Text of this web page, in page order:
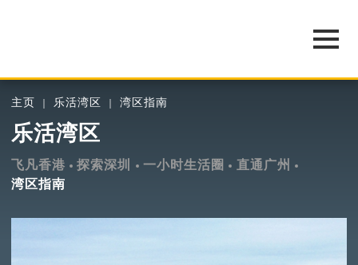
主页 乐活湾区 湾区指南
乐活湾区
飞凡香港 探索深圳 一小时生活圈
直通广州
湾区指南